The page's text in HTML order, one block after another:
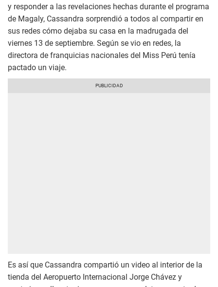
y responder a las revelaciones hechas durante el programa
de Magaly, Cassandra sorprendió a todos al compartir en
sus redes cómo dejaba su casa en la madrugada del
viernes 13 de septiembre. Según se vio en redes, la
directora de franquicias nacionales del Miss Perú tenía
pactado un viaje.
Es así que Cassandra compartió un video al interior de la
tienda del Aeropuerto Internacional Jorge Chávez y